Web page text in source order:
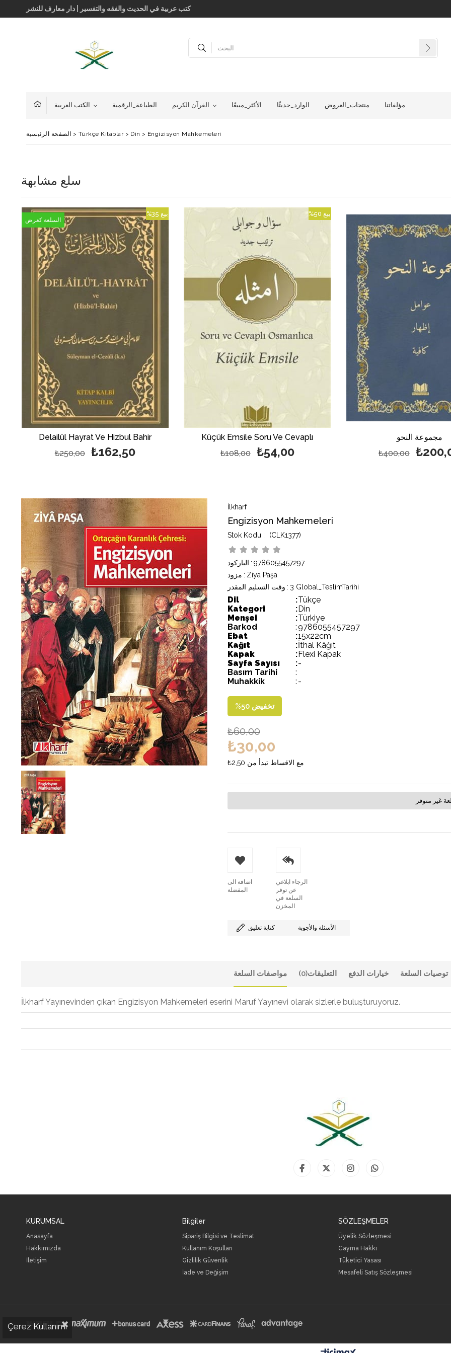
كتب عربية في الحديث والفقه والتفسير | دار معارف للنشر
الكتب العربية الطباعة_الرقمية القرآن الكريم الأكثر_مبيعًا الوارد_حديثًا منتجات_العروض مؤلفاتنا
الصفحة الرئيسية > Türkçe Kitaplar> Din > Engizisyon Mahkemeleri
سلع مشابهة
Delailül Hayrat Ve Hizbul Bahir
₺162,50
₺250,00
%35 بيع
السلعة كعرض
Küçük Emsile Soru Ve Cevaplı
₺54,00
₺108,00
%50 بيع
مجموعة النحو
₺400,00
İlkharf
Engizisyon Mahkemeleri
(CLK1377)
الباركود : 9786055457297
مزود : Ziya Paşa
وقت التسليم المقدر : 3 Global_TeslimTarihi
Dil :Tükçe
Kategori
:Din
Menşei
:Türkiye
Barkod
:9786055457297
Ebat
:15x22cm
Kağıt
:İthal Kâğıt
Kapak
:Flexi Kapak
Sayfa Sayısı
:-
Basım Tarihi
:
Muhakkik
: -
%50 تخفيض
₺60,00
₺30,00
₺2,50 مع الاقساط تبدأ من
غير متوفر
اضافة الى
المفضلة
الرجاء ابلاغي
عن توفر
السلعة في
المخزن
كتابة تعليق الأسئلة والأجوبة
مواصفات السلعة التعليقات(0) خيارات الدفع توصيات السلعة
İlkharf Yayınevinden çıkan Engizisyon Mahkemeleri eserini Maruf Yayınevi olarak sizlerle buluşturuyoruz.
KURUMSAL
Anasayfa
Hakkımızda
İletişim
Bilgiler
Sipariş Bilgisi ve Teslimat
Kullanım Koşulları
Gizlilik Güvenlik
İade ve Değişim
SÖZLEŞMELER
Üyelik Sözleşmesi
Cayma Hakkı
Tüketici Yasası
Mesafeli Satış Sözleşmesi
Çerez Kullanımı